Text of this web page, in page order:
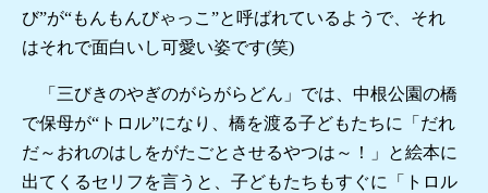
び”が“もんもんびゃっこ”と呼ばれているようで、それ
はそれで面白いし可愛い姿です(笑)
「三びきのやぎのがらがらどん」では、中根公園の橋
で保母が“トロル”になり、橋を渡る子どもたちに「だれ
だ～おれのはしをがたごとさせるやつは～！」と絵本に
出てくるセリフを言うと、子どもたちもすぐに「トロル